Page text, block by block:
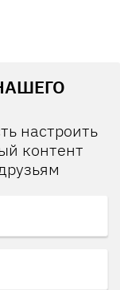
настроить
контент